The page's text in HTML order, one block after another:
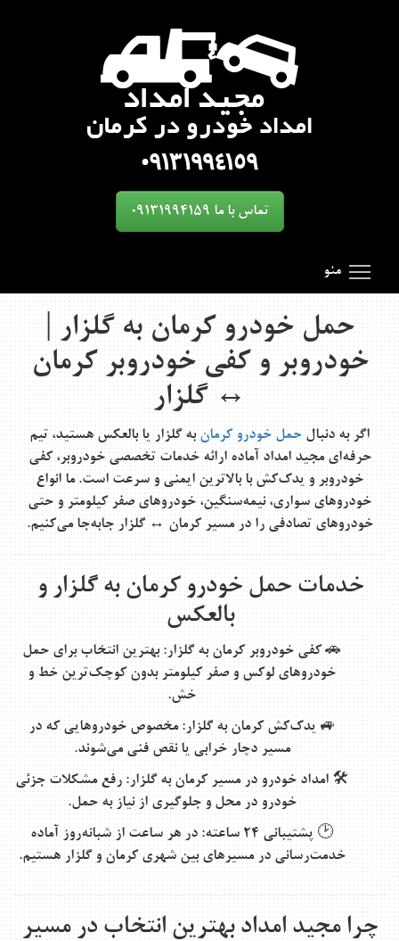
تماس با ما 09131994159
Search Results for 'toggle'
منو
حمل خودرو کرمان به گلزار |
خودروبر و کفی خودروبر کرمان
↔ گلزار
اگر به دنبالحمل خودرو کرمانبه گلزار یا بالعکس هستید، تیم
حرفه‌ایمجید امدادآماده ارائه خدمات تخصصیخودروبر، کفی
خودروبر و یدک‌کشبا بالاترین ایمنی و سرعت است. ما انواع
خودروهای سواری، نیمه‌سنگین، خودروهای صفر کیلومتر و حتی
خودروهای تصادفی را در مسیرکرمان ↔ گلزار جابه‌جا می‌کنیم.
خدمات حمل خودرو کرمان به گلزار و
بالعکس
🚗کفی خودروبر کرمان به گلزار: بهترین انتخاب برای حمل
خودروهای لوکس و صفر کیلومتر بدون کوچک‌ترین خط و
خش.
🚙یدک‌کش کرمان به گلزار: مخصوص خودروهایی که در
مسیر دچار خرابی یا نقص فنی می‌شوند.
🛠️امداد خودرو در مسیر کرمان به گلزار: رفع مشکلات جزئی
خودرو در محل و جلوگیری از نیاز به حمل.
🕑پشتیبانی ۲۴ ساعته
: در هر ساعت از شبانه‌روز آماده
خدمت‌رسانی در مسیرهای بین شهری کرمان و گلزار هستیم.
چرا مجید امداد بهترین انتخاب در مسیر